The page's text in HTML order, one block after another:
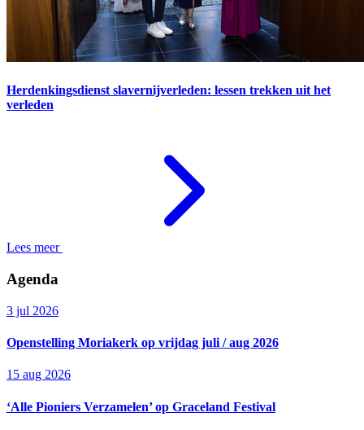
Herdenkingsdienst slavernijverleden: lessen trekken uit het
verleden
Lees meer
Agenda
3 jul 2026
Openstelling Moriakerk op vrijdag juli / aug 2026
15 aug 2026
‘Alle Pioniers Verzamelen’ op Graceland Festival